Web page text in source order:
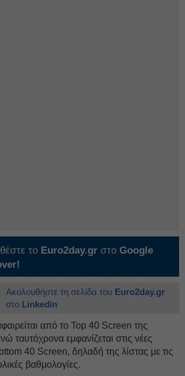
το Euro2day.gr στο Google
Ακολουθήστε τη σελίδα του Euro2day.gr
στο Linkedin
από το Top 40 Screen της
ταυτόχρονα εμφανίζεται στις νέες
40 Screen, δηλαδή της λίστας με τις
βαθμολογίες.